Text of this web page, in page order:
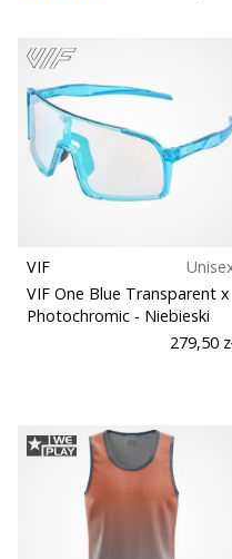
VIF
VIF One Blue Transparent x
Photochromic - Niebieski
279,50